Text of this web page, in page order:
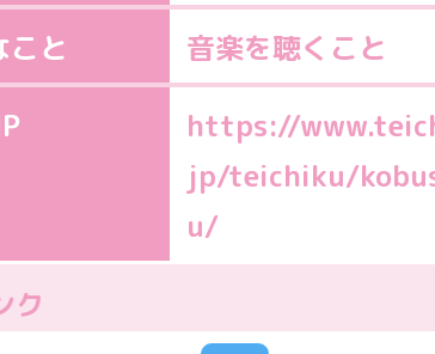
こと
音楽を聴くこと
https://
jp/teichiku/
u/
ク